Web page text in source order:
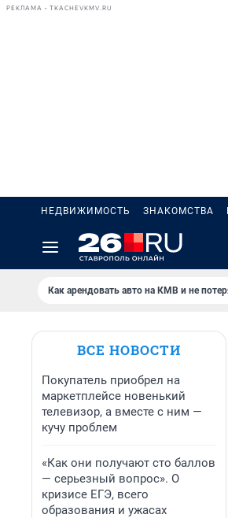
РЕКЛАМА • TKACHEVKMV.RU
НЕДВИЖИМОСТЬ ЗНАКОМСТВА
Как арендовать авто на КМВ и не
ВСЕ НОВОСТИ
Покупатель приобрел на
маркетплейсе новенький
телевизор, а вместе с ним —
кучу проблем
«Как они получают сто баллов
— серьезный вопрос». О
кризисе ЕГЭ, всего
образования и ужасах